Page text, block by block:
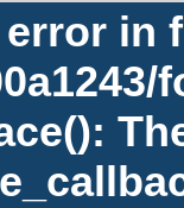
error in